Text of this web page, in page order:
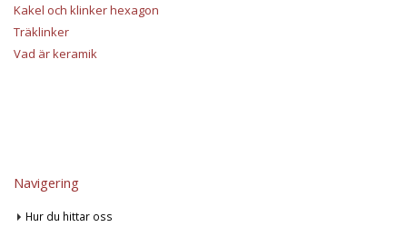
Kakel och klinker hexagon
Träklinker
Vad är keramik
Navigering
Hur du hittar oss